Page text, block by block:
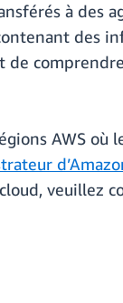
à des
des
AWS où
veuillez